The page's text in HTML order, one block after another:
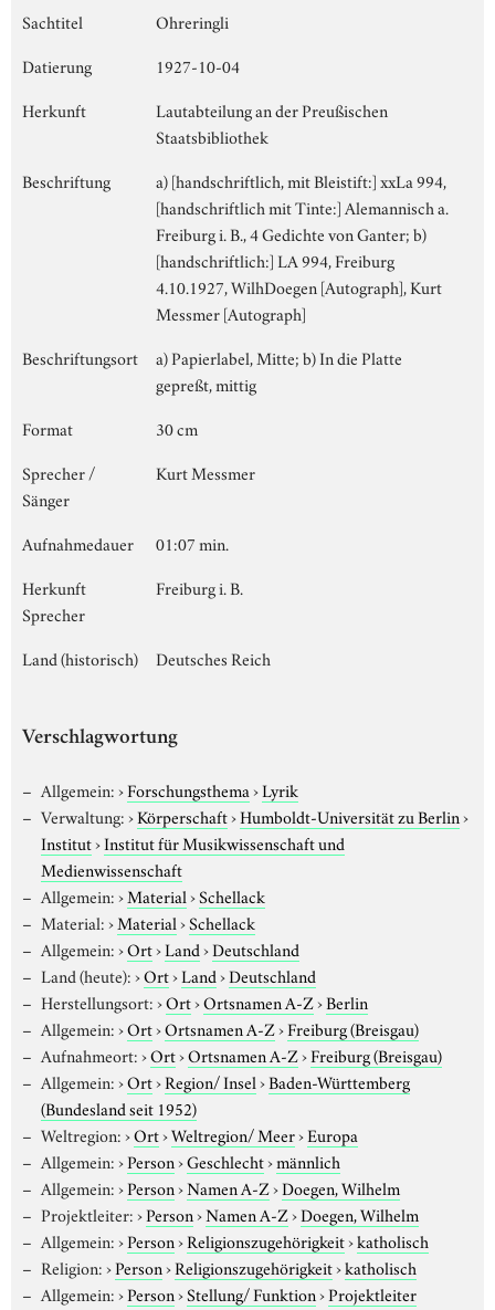
Sachtitel
Ohreringli
Datierung
1927-10-04
Herkunft
Lautabteilung an der Preußischen
Staatsbibliothek
Beschriftung
a) [handschriftlich, mit Bleistift:] xxLa 994,
[handschriftlich mit Tinte:] Alemannisch a.
Freiburg i. B., 4 Gedichte von Ganter; b)
[handschriftlich:] LA 994, Freiburg
4.10.1927, WilhDoegen [Autograph], Kurt
Messmer [Autograph]
Beschriftungsort
a) Papierlabel, Mitte; b) In die Platte
gepreßt, mittig
Format
30 cm
Sprecher /
Sänger
Kurt Messmer
Aufnahmedauer
01:07 min.
Herkunft
Sprecher
Freiburg i. B.
Land (historisch) Deutsches Reich
Verschlagwortung
Allgemein:›Forschungsthema›Lyrik
Verwaltung:›Körperschaft›Humboldt-Universität zu Berlin›
Institut›Institut für Musikwissenschaft und
Medienwissenschaft
Allgemein:›Material›Schellack
Material:›Material›Schellack
Allgemein:›Ort›Land›Deutschland
Land (heute):›Ort›Land›Deutschland
Herstellungsort:›Ort›Ortsnamen A-Z›Berlin
Allgemein:›Ort›Ortsnamen A-Z›Freiburg (Breisgau)
Aufnahmeort:›Ort›Ortsnamen A-Z›Freiburg (Breisgau)
Allgemein:›Ort›Region/ Insel›Baden-Württemberg
(Bundesland seit 1952)
Weltregion:›Ort›Weltregion/ Meer›Europa
Allgemein:›Person›Geschlecht›männlich
Allgemein:›Person›Namen A-Z›Doegen, Wilhelm
Projektleiter:›Person›Namen A-Z›Doegen, Wilhelm
Allgemein:›Person›Religionszugehörigkeit›katholisch
Religion:›Person›Religionszugehörigkeit›katholisch
Allgemein:›Person›Stellung/ Funktion›Projektleiter